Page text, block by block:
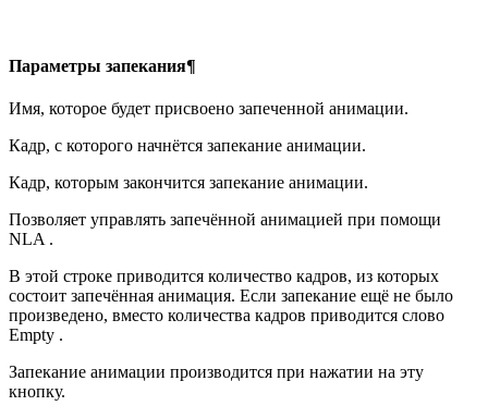
Параметры запекания¶
Имя, которое будет присвоено запеченной анимации.
Кадр, с которого начнётся запекание анимации.
Кадр, которым закончится запекание анимации.
Позволяет управлять запечённой анимацией при помощи
NLA .
В этой строке приводится количество кадров, из которых
состоит запечённая анимация. Если запекание ещё не было
произведено, вместо количества кадров приводится слово
Empty .
Запекание анимации производится при нажатии на эту
кнопку.